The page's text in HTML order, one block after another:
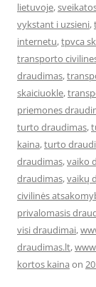
lietuvoje,
vykstant i uzsieni,
internetu,tpvca
transporto
draudimas,
skaiciuokle,
priemones
turto draudimas,
kaina,turto
draudimas,vaiko
draudimas,vaikų
civilinės
privalomasis
visi draudimai,
draudimas.lt,
kortos kaina on